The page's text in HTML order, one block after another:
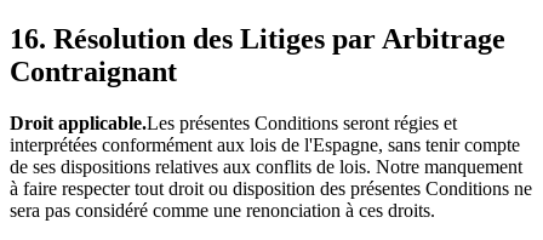
16. Résolution des Litiges par Arbitrage
Contraignant
Droit applicable.Les présentes Conditions seront régies et
interprétées conformément aux lois de l'Espagne, sans tenir compte
de ses dispositions relatives aux conflits de lois. Notre manquement
à faire respecter tout droit ou disposition des présentes Conditions ne
sera pas considéré comme une renonciation à ces droits.